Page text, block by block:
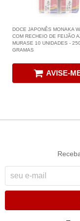
DOCE JAPONÊS MONAKA
COM RECHEIO DE FEIJÃO
MURASE 10 UNIDADES - 250
GRAMAS
AVISE-